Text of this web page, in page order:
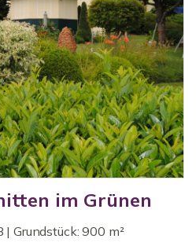
im Grünen
| Grundstück: 900 m²